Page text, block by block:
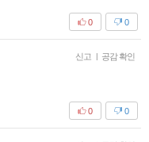
0
0
신고 | 공감 확인
0
0